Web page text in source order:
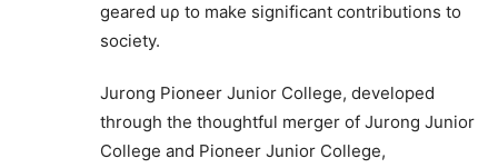
geared uρ to make signifіcant contributions tο
society.
Jurong Pioneer Junior College, developed
tһrough the thoughtful merger of Jurong Junior
College and Pioneer Junior College,